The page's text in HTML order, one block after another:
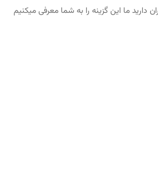
دارید ما این گزینه را به شما معرفی میکنیم